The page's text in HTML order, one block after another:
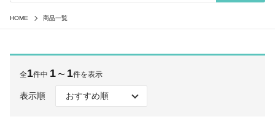
HOME 商品一覧
全1件中 1 〜 1件を表示
表示順